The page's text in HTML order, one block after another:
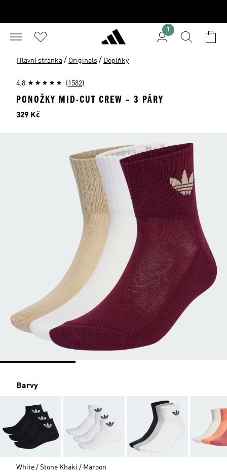
1
Hlavní stránka / Originals / Doplňky
4.8 (1582)
PONOŽKY MID-CUT CREW – 3 PÁRY
Cena
329 Kč
Barvy
White / Stone Khaki / Maroon